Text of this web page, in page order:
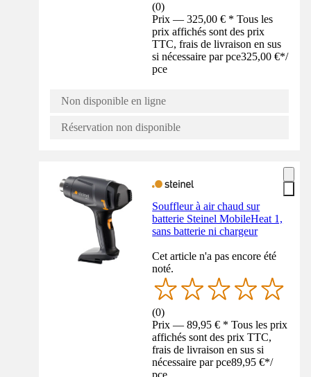
(0)
Prix — 325,00 € * Tous les
prix affichés sont des prix
TTC, frais de livraison en sus
si nécessaire par pce325,00 €*/
pce
Non disponible en ligne
Réservation non disponible
Souffleur à air chaud sur
batterie Steinel MobileHeat 1,
sans batterie ni chargeur
Cet article n'a pas encore été
noté.
(0)
Prix — 89,95 € * Tous les prix
affichés sont des prix TTC,
frais de livraison en sus si
nécessaire par pce89,95 €*/